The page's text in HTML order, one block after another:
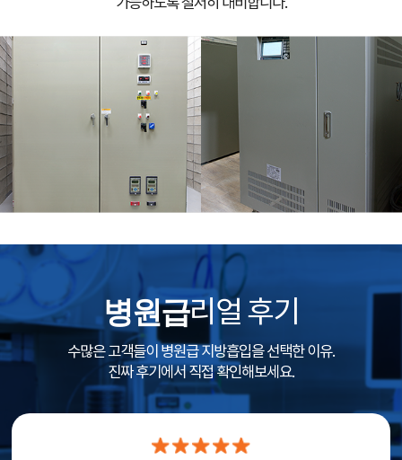
병원급리얼 후기
수많은 고객들이 병원급 지방흡입을 선택한 이유.
진짜 후기에서 직접 확인해보세요.